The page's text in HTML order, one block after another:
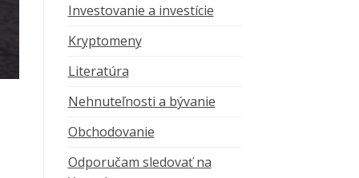
Investovanie a investície
Kryptomeny
Literatúra
Nehnuteľnosti a bývanie
Obchodovanie
Odporučam sledovať na